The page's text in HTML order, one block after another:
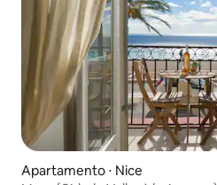
Apartamento ⋅ Nice